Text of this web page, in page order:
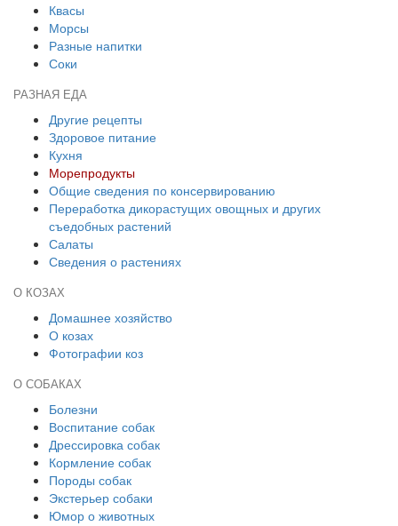
Квасы
Морсы
Разные напитки
Соки
РАЗНАЯ ЕДА
Другие рецепты
Здоровое питание
Кухня
Морепродукты
Общие сведения по консервированию
Переработка дикорастущих овощных и других
съедобных растений
Салаты
Сведения о растениях
О КОЗАХ
Домашнее хозяйство
О козах
Фотографии коз
О СОБАКАХ
Болезни
Воспитание собак
Дрессировка собак
Кормление собак
Породы собак
Экстерьер собаки
Юмор о животных